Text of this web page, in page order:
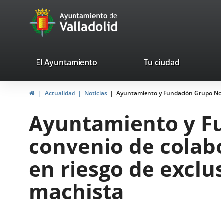
Portal
Web
Ayuntamiento
de
valladolid.es
El Ayuntamiento Tu ciudad
HomeActualidad Noticias Ayuntamiento y Fundación Grupo
Ayuntamiento y
convenio de
en riesgo de
machista